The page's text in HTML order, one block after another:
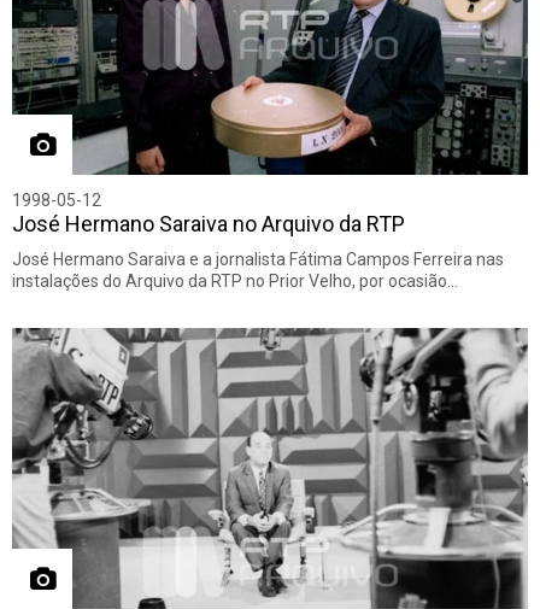
1998-05-12
José Hermano Saraiva no Arquivo da RTP
José Hermano Saraiva e a jornalista Fátima Campos Ferreira nas
instalações do Arquivo da RTP no Prior Velho, por ocasião…